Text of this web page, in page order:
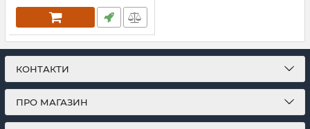
КОНТАКТИ
ПРО МАГАЗИН